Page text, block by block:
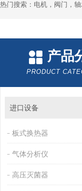
热门搜索：电机，阀门，
产品
PRODUCT
进口设备
板式换热器
气体分析仪
高压灭菌器